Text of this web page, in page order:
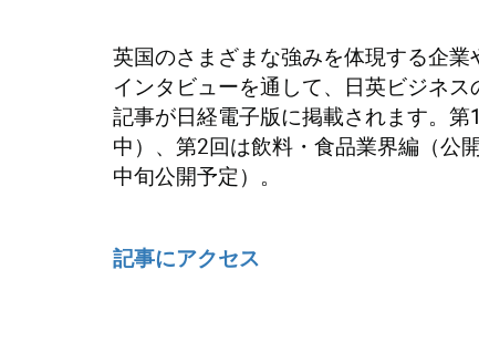
英国のさまざまな強みを体現する企
インタビューを通して、日英ビジネ
記事が日経電子版に掲載されます。
中）、第2回は飲料・食品業界編（公
中旬公開予定）。
記事にアクセス